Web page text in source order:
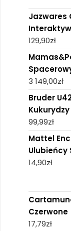
Jazwares
129,90zł
3 149,00zł
Bruder
99,99zł
Mattel
Ulubieńcy
14,90zł
Czerwone
17,79zł